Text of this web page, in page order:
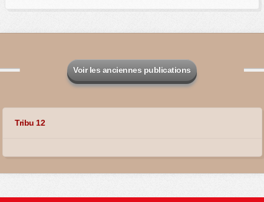
Voir les anciennes publications
Tribu 12